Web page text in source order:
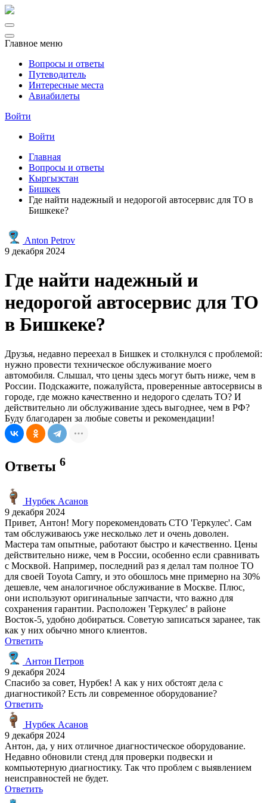
Главное меню
Вопросы и ответы
Путеводитель
Интересные места
Авиабилеты
Войти
Войти
Главная
Вопросы и ответы
Кыргызстан
Бишкек
Где найти надежный и недорогой автосервис для ТО в
Бишкеке?
Anton Petrov
9 декабря 2024
Где найти надежный и
недорогой автосервис для ТО
в Бишкеке?
Друзья, недавно переехал в Бишкек и столкнулся с проблемой:
нужно провести техническое обслуживание моего
автомобиля. Слышал, что цены здесь могут быть ниже, чем в
России. Подскажите, пожалуйста, проверенные автосервисы в
городе, где можно качественно и недорого сделать ТО? И
действительно ли обслуживание здесь выгоднее, чем в РФ?
Буду благодарен за любые советы и рекомендации!
Ответы 6
Нурбек Асанов
9 декабря 2024
Привет, Антон! Могу порекомендовать СТО 'Геркулес'. Сам
там обслуживаюсь уже несколько лет и очень доволен.
Мастера там опытные, работают быстро и качественно. Цены
действительно ниже, чем в России, особенно если сравнивать
с Москвой. Например, последний раз я делал там полное ТО
для своей Toyota Camry, и это обошлось мне примерно на 30%
дешевле, чем аналогичное обслуживание в Москве. Плюс,
они используют оригинальные запчасти, что важно для
сохранения гарантии. Расположен 'Геркулес' в районе
Восток-5, удобно добираться. Советую записаться заранее, так
как у них обычно много клиентов.
Ответить
Антон Петров
9 декабря 2024
Спасибо за совет, Нурбек! А как у них обстоят дела с
диагностикой? Есть ли современное оборудование?
Ответить
Нурбек Асанов
9 декабря 2024
Антон, да, у них отличное диагностическое оборудование.
Недавно обновили стенд для проверки подвески и
компьютерную диагностику. Так что проблем с выявлением
неисправностей не будет.
Ответить